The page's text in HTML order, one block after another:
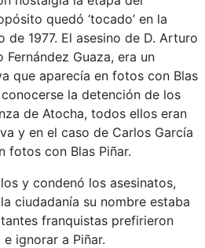
quedó ‘tocado’ en la
de 1977. El asesino de D. Arturo
Fernández Guaza, era un
que aparecía en fotos con Blas
la detención de los
de Atocha, todos ellos eran
y en el caso de Carlos García
fotos con Blas Piñar.
y condenó los asesinatos,
ciudadanía su nombre estaba
franquistas prefirieron
ignorar a Piñar.